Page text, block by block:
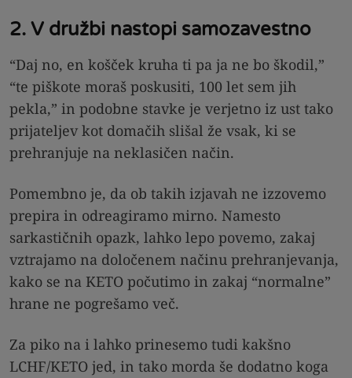
2. V družbi nastopi samozavestno
“Daj no, en košček kruha ti pa ja ne bo škodil,”
“te piškote moraš poskusiti, 100 let sem jih
pekla,” in podobne stavke je verjetno iz ust tako
prijateljev kot domačih slišal že vsak, ki se
prehranjuje na neklasičen način.
Pomembno je, da ob takih izjavah ne izzovemo
prepira in odreagiramo mirno. Namesto
sarkastičnih opazk, lahko lepo povemo, zakaj
vztrajamo na določenem načinu prehranjevanja,
kako se na KETO počutimo in zakaj “normalne”
hrane ne pogrešamo več.
Za piko na i lahko prinesemo tudi kakšno
LCHF/KETO jed, in tako morda še dodatno koga